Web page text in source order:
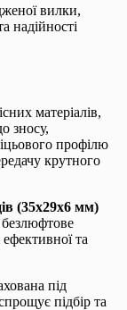
вилки,
надійності
матеріалів,
зносу,
профілю
крутного
(35х29х6 мм)
та
під
підбір та